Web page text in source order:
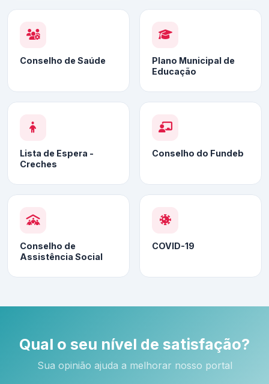
Conselho de Saúde
Plano Municipal de
Educação
Lista de Espera -
Creches
Conselho do Fundeb
Conselho de
Assistência Social
COVID-19
Qual o seu nível de satisfação?
Sua opinião ajuda a melhorar nosso portal